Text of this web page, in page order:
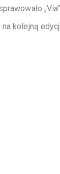
kolejną